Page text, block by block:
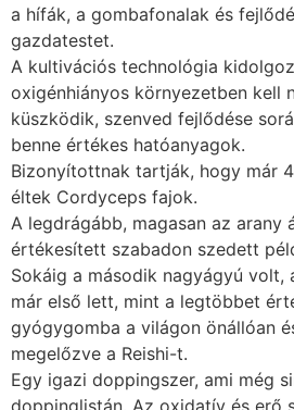
a hífák, a gombafonalak és
gazdatestet.
A kultivációs technológia
oxigénhiányos környezetben kell
küszködik, szenved fejlődése
benne értékes hatóanyagok.
Bizonyítottnak tartják, hogy már
éltek Cordyceps fajok.
A legdrágább, magasan az
értékesített szabadon szedett
Sokáig a második nagyágyú volt,
már első lett, mint a legtöbbet
gyógygomba a világon önállóan
megelőzve a Reishi-t.
Egy igazi doppingszer, ami még
doppinglistán. Az oxidatív és erő